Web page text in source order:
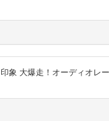
象 大爆走！オーディオレ